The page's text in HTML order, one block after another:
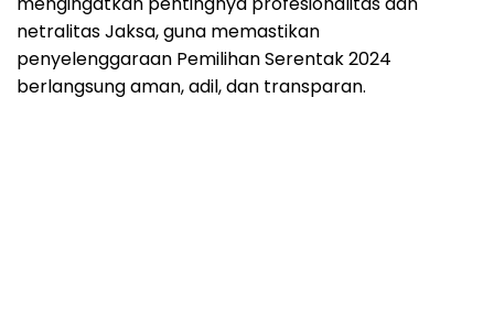
netralitas Jaksa, guna memastikan
penyelenggaraan Pemilihan Serentak 2024
berlangsung aman, adil, dan transparan.